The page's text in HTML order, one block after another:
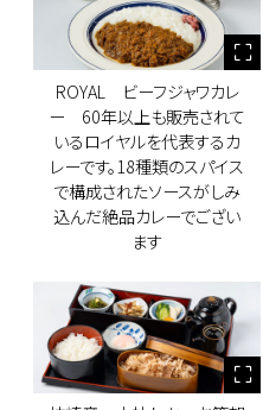
ROYAL ビーフジャワカレ
ー 60年以上も販売されて
いるロイヤルを代表するカ
レーです。18種類のスパイス
で構成されたソースがしみ
込んだ絶品カレーでござい
ます